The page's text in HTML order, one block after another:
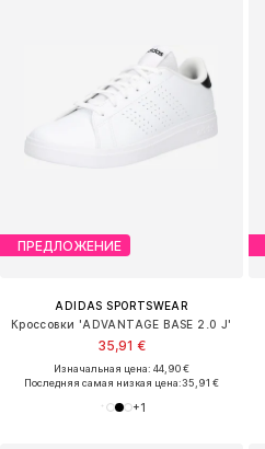
ПРЕДЛОЖЕНИЕ
ADIDAS SPORTSWEAR
Кроссовки 'ADVANTAGE BASE 2.0 J'
35,91 €
Изначальная цена: 44,90 €
Последняя самая низкая цена:35,91 €
+1